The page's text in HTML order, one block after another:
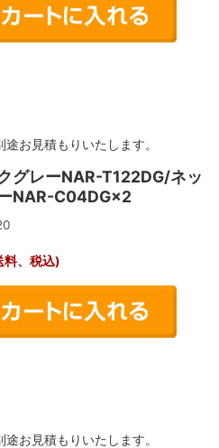
お見積もりいたします。
グレーNAR-T122DG/ネッ
NAR-C04DG×2
料、税込)
お見積もりいたします。